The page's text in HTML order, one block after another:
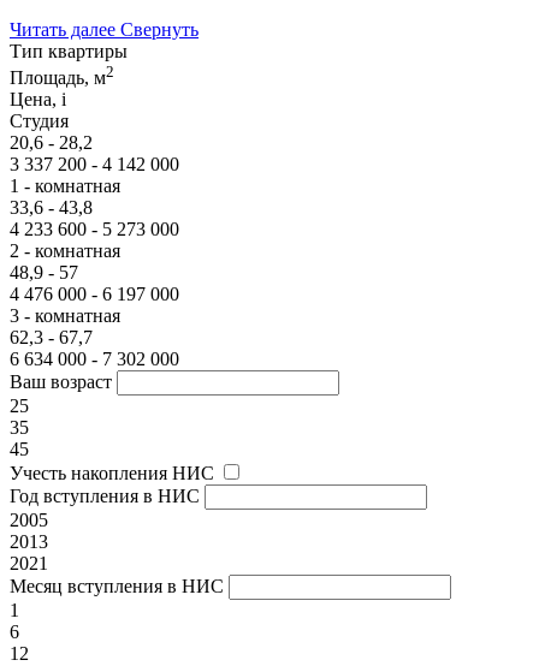
Читать далее Свернуть
Тип квартиры
Площадь, м2
Цена, i
Студия
20,6 - 28,2
3 337 200 - 4 142 000
1 - комнатная
33,6 - 43,8
4 233 600 - 5 273 000
2 - комнатная
48,9 - 57
4 476 000 - 6 197 000
3 - комнатная
62,3 - 67,7
6 634 000 - 7 302 000
Ваш возраст
25
35
45
Учесть накопления НИС
Год вступления в НИС
2005
2013
2021
Месяц вступления в НИС
1
6
12